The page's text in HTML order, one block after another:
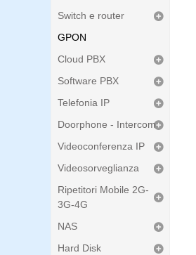
Switch e router
GPON
Cloud PBX
Software PBX
Telefonia IP
Doorphone - Intercom
Videoconferenza IP
Videosorveglianza
Ripetitori Mobile 2G-
3G-4G
NAS
Hard Disk